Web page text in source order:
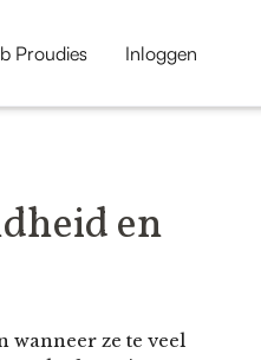
Proudies Inloggen
en
wanneer ze te veel